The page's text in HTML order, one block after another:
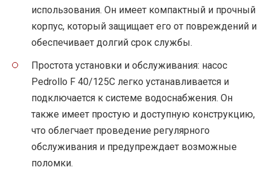
использования. Он имеет компактный и прочный
корпус, который защищает его от повреждений и
обеспечивает долгий срок службы.
Простота установки и обслуживания: насос
Pedrollo F 40/125C легко устанавливается и
подключается к системе водоснабжения. Он
также имеет простую и доступную конструкцию,
что облегчает проведение регулярного
обслуживания и предупреждает возможные
поломки.